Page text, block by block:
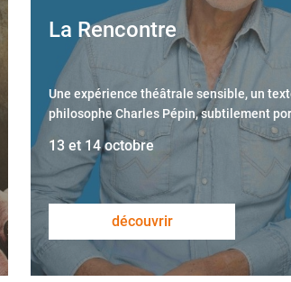
La Rencontre
Une expérience théâtrale sensible, un
philosophe Charles Pépin, subtilement
Thierry Lhermitte
13 et 14 octobre
découvrir